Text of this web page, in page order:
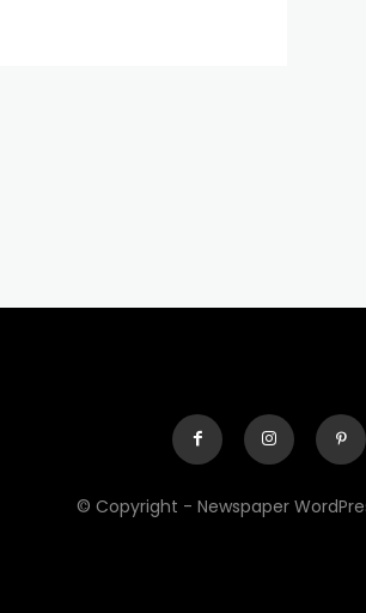
© Copyright - Newspaper